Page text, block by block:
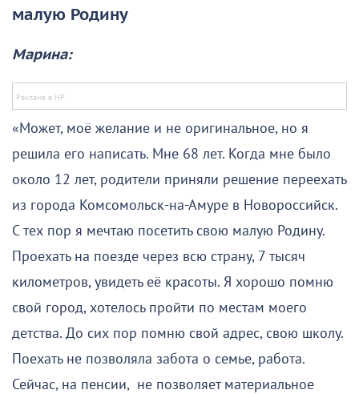
малую Родину
Марина:
«Может, моё желание и не оригинальное, но я
решила его написать. Мне 68 лет. Когда мне было
около 12 лет, родители приняли решение переехать
из города Комсомольск-на-Амуре в Новороссийск.
С тех пор я мечтаю посетить свою малую Родину.
Проехать на поезде через всю страну, 7 тысяч
километров, увидеть её красоты. Я хорошо помню
свой город, хотелось пройти по местам моего
детства. До сих пор помню свой адрес, свою школу.
Поехать не позволяла забота о семье, работа.
Сейчас, на пенсии, не позволяет материальное